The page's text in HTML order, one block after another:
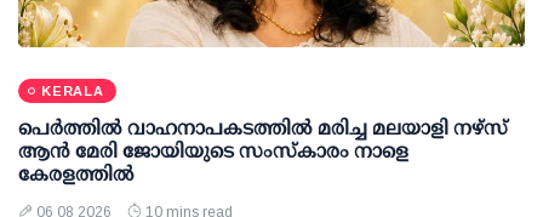
KERALA
പെർത്തിൽ വാഹനാപകടത്തിൽ മരിച്ച മലയാളി നഴ്സ്
ആൻ മേരി ജോയിയുടെ സംസ്കാരം നാളെ
കേരളത്തിൽ
06 08 2026 10 mins read